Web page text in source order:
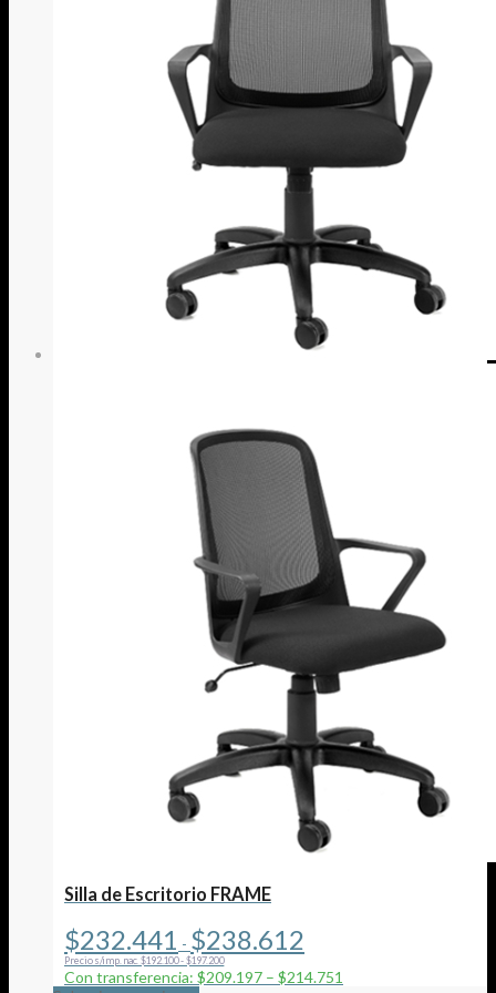
Silla de Escritorio FRAME
$232.441 - $238.612de
precios:
desde
Precio s/imp. nac. $192.100 - $197.200
Con transferencia: $209.197 – $214.751